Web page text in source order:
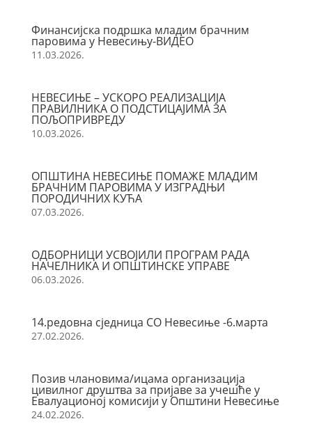
Финансијска подршка младим брачним
паровима у Невесињу-ВИДЕО
11.03.2026.
НЕВЕСИЊЕ – УСКОРО РЕАЛИЗАЦИЈА
ПРАВИЛНИКА О ПОДСТИЦАЈИМА ЗА
ПОЉОПРИВРЕДУ
10.03.2026.
ОПШТИНА НЕВЕСИЊЕ ПОМАЖЕ МЛАДИМ
БРАЧНИМ ПАРОВИМА У ИЗГРАДЊИ
ПОРОДИЧНИХ КУЋА
07.03.2026.
ОДБОРНИЦИ УСВОЈИЛИ ПРОГРАМ РАДА
НАЧЕЛНИКА И ОПШТИНСКЕ УПРАВЕ
06.03.2026.
14.редовна сједница СО Невесиње -6.марта
27.02.2026.
Позив члановима/ицама организација
цивилног друштва за пријаве за учешће у
Евалуационој комисији у Општини Невесиње
24.02.2026.